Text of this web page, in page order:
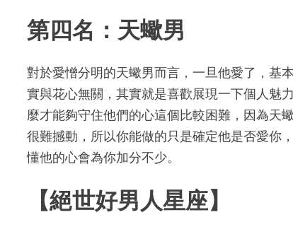
第四名：天蠍男
對於愛憎分明的天蠍男而言，一旦他愛了，基
實與花心無關，其實就是喜歡展現一下個人魅
麼才能夠守住他們的心這個比較困難，因為天
很難撼動，所以你能做的只是確定他是否愛你
懂他的心會為你加分不少。
【絕世好男人星座】